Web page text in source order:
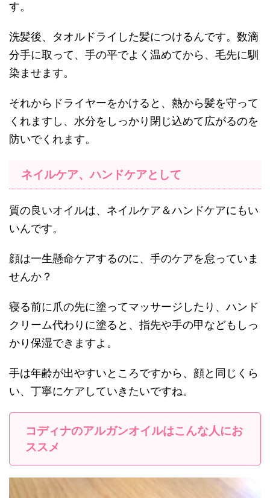
す。
洗髪後、タオルドライした髪につけるんです。数滴
分手に取って、手の平でよく温めてから、毛先に馴
染ませます。
それからドライヤーをかけると、熱から髪を守って
くれますし、水分をしっかり閉じ込めて広がるのを
防いでくれます。
ネイルケア、ハンドケアとして
質の良いオイルは、ネイルケア＆ハンドケアにもい
いんです。
顔は一生懸命ケアするのに、手のケアを怠っていま
せんか？
寝る前に爪の先に塗ってマッサージしたり、ハンド
クリーム代わりに塗ると、指先や手の甲などもしっ
かり保湿できますよ。
手は年齢が出やすいところですから、顔と同じくら
い、丁寧にケアしていきたいですね。
コディナのアルガンオイルはこんな人にお
ススメ